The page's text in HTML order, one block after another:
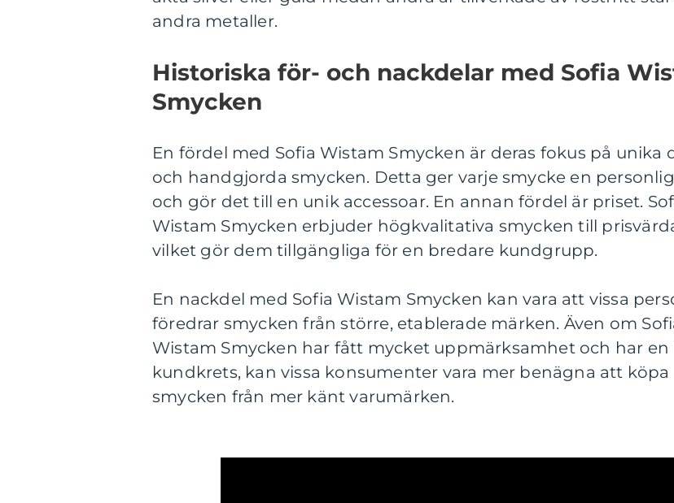
andra metaller.
Historiska för- och nackdelar med Sofia
Smycken
En fördel med Sofia Wistam Smycken är deras fokus på unika
och handgjorda smycken. Detta ger varje smycke en
och gör det till en unik accessoar. En annan fördel är priset.
Wistam Smycken erbjuder högkvalitativa smycken till
vilket gör dem tillgängliga för en bredare kundgrupp.
En nackdel med Sofia Wistam Smycken kan vara att vissa
föredrar smycken från större, etablerade märken. Även om
Wistam Smycken har fått mycket uppmärksamhet och har en
kundkrets, kan vissa konsumenter vara mer benägna att köpa
smycken från mer känt varumärken.